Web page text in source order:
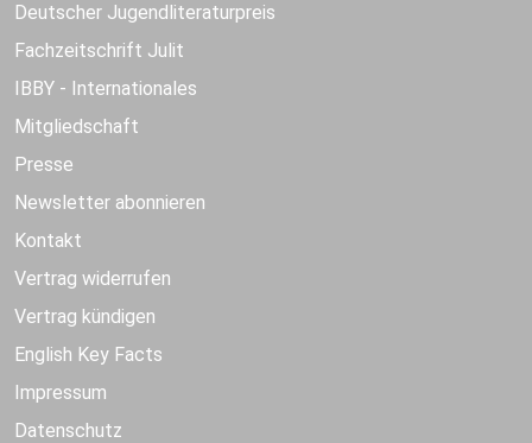
Deutscher Jugendliteraturpreis
Fachzeitschrift Julit
IBBY - Internationales
Mitgliedschaft
Presse
Newsletter abonnieren
Kontakt
Vertrag widerrufen
Vertrag kündigen
English Key Facts
Impressum
Datenschutz